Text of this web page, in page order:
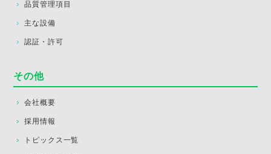
品質管理項目
主な設備
認証・許可
その他
会社概要
採用情報
トピックス一覧